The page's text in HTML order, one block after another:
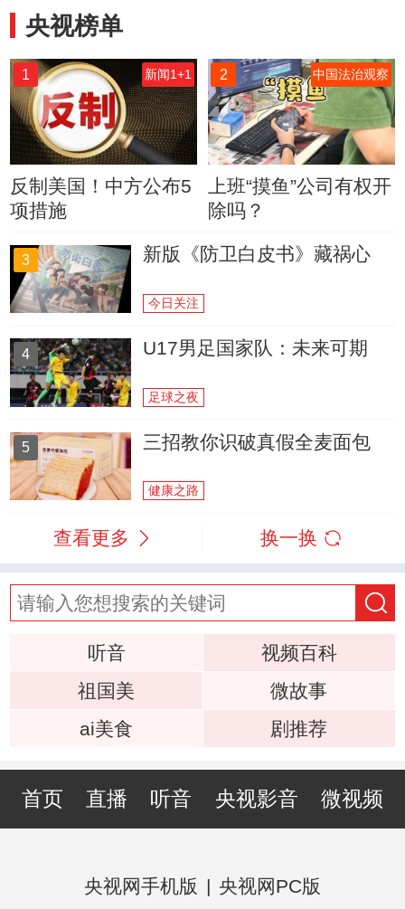
央视榜单
1 新闻1+1
反制美国！中方公布5
项措施
2 中国法治观察
上班“摸鱼”公司有权开
除吗？
3 新版《防卫白皮书》藏祸心
今日关注
4 U17男足国家队：未来可期
足球之夜
5 三招教你识破真假全麦面包
健康之路
查看更多 换一换
听音
视频百科
祖国美
微故事
ai美食
剧推荐
首页 直播 听音 央视影音 微视频
央视网手机版 | 央视网PC版